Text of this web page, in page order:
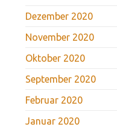
Dezember 2020
November 2020
Oktober 2020
September 2020
Februar 2020
Januar 2020